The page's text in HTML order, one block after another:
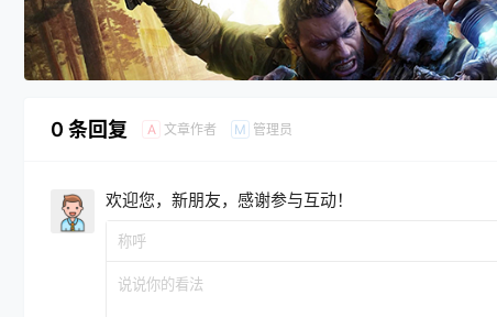
0 条回复 A 文章作者 M 管理员
欢迎您，新朋友，感谢参与互动！